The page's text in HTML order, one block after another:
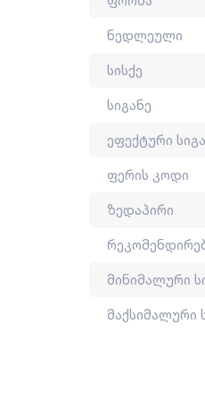
მონტაჟის
შეძენის
გამოიწვიოს.
2011 წლიდან
2015 წლიდან
წარმოებულია
ნედლეული
სისქე
სიგანე
ეფექტური
ფერის კოდი
ზედაპირი
მინიმალური
მაქსიმალური